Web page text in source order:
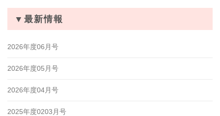
▼最新情報
2026年度06月号
2026年度05月号
2026年度04月号
2025年度0203月号